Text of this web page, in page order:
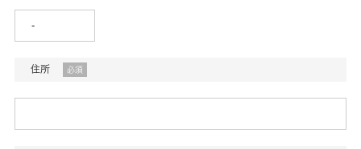
住所 必須